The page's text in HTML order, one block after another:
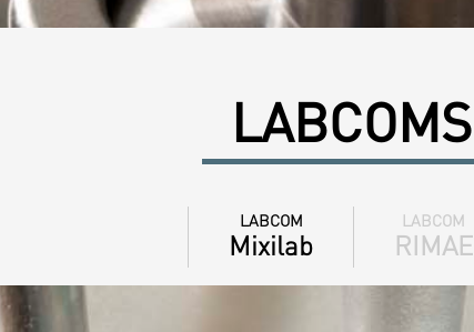
LABCOMS
LABCOM
Mixilab
LABCOM
RIMAE